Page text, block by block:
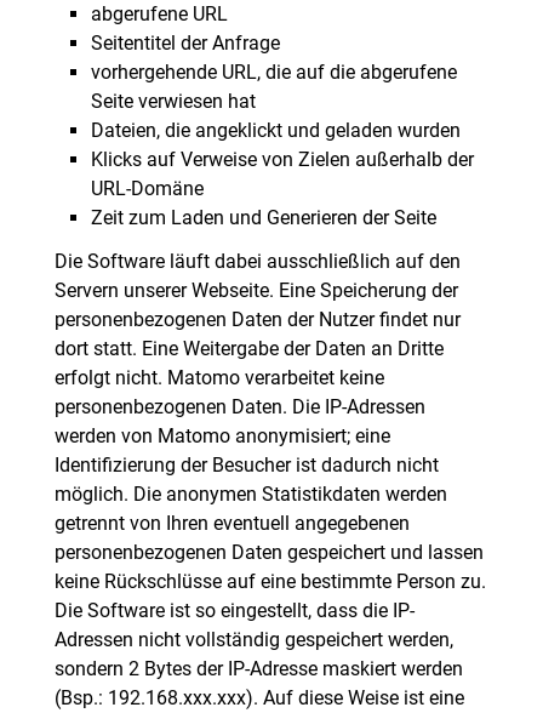
abgerufene URL
Seitentitel der Anfrage
vorhergehende URL, die auf die abgerufene
Seite verwiesen hat
Dateien, die angeklickt und geladen wurden
Klicks auf Verweise von Zielen außerhalb der
URL-Domäne
Zeit zum Laden und Generieren der Seite
Die Software läuft dabei ausschließlich auf den
Servern unserer Webseite. Eine Speicherung der
personenbezogenen Daten der Nutzer findet nur
dort statt. Eine Weitergabe der Daten an Dritte
erfolgt nicht. Matomo verarbeitet keine
personenbezogenen Daten. Die IP-Adressen
werden von Matomo anonymisiert; eine
Identifizierung der Besucher ist dadurch nicht
möglich. Die anonymen Statistikdaten werden
getrennt von Ihren eventuell angegebenen
personenbezogenen Daten gespeichert und lassen
keine Rückschlüsse auf eine bestimmte Person zu.
Die Software ist so eingestellt, dass die IP-
Adressen nicht vollständig gespeichert werden,
sondern 2 Bytes der IP-Adresse maskiert werden
(Bsp.: 192.168.xxx.xxx). Auf diese Weise ist eine